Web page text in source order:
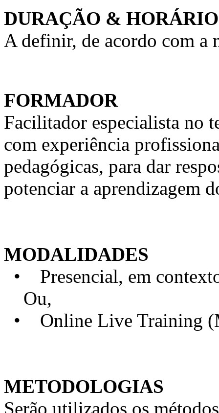
DURAÇÃO & HORÁRIO
A definir, de acordo com a
FORMADOR
Facilitador especialista no
com experiência
pedagógicas, para dar
potenciar a aprendizagem
MODALIDADES
• Presencial, em
Ou,
• Online Live Training
METODOLOGIAS
Serão utilizados os